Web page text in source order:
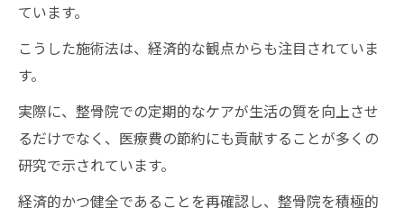
ています。
こうした施術法は、経済的な観点からも注目されていま
す。
実際に、整骨院での定期的なケアが生活の質を向上させ
るだけでなく、医療費の節約にも貢献することが多くの
研究で示されています。
経済的かつ健全であることを再確認し、整骨院を積極的